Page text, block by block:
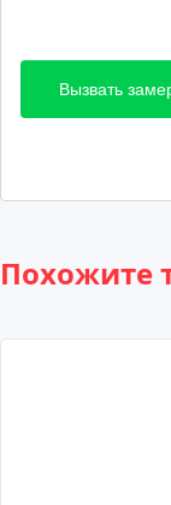
Вызвать
Похожите